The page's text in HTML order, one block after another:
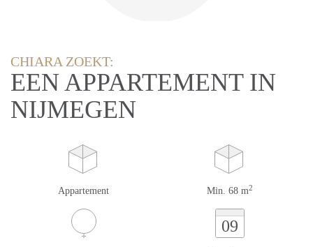
CHIARA ZOEKT:
EEN APPARTEMENT IN
NIJMEGEN
Appartement Min. 68 m2
09